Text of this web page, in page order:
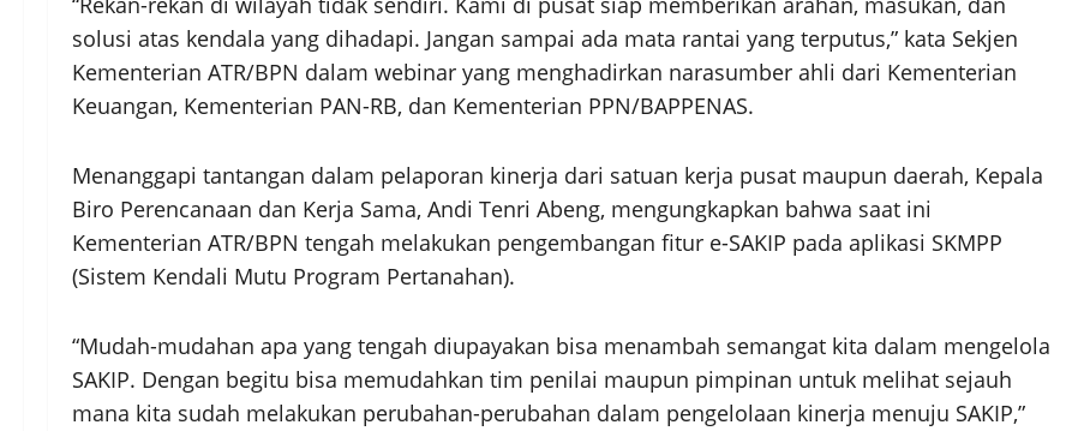
solusi atas kendala yang dihadapi. Jangan sampai ada mata rantai yang terputus,” kata Sekjen
Kementerian ATR/BPN dalam webinar yang menghadirkan narasumber ahli dari Kementerian
Keuangan, Kementerian PAN-RB, dan Kementerian PPN/BAPPENAS.
Menanggapi tantangan dalam pelaporan kinerja dari satuan kerja pusat maupun daerah, Kepala
Biro Perencanaan dan Kerja Sama, Andi Tenri Abeng, mengungkapkan bahwa saat ini
Kementerian ATR/BPN tengah melakukan pengembangan fitur e-SAKIP pada aplikasi SKMPP
(Sistem Kendali Mutu Program Pertanahan).
“Mudah-mudahan apa yang tengah diupayakan bisa menambah semangat kita dalam mengelola
SAKIP. Dengan begitu bisa memudahkan tim penilai maupun pimpinan untuk melihat sejauh
mana kita sudah melakukan perubahan-perubahan dalam pengelolaan kinerja menuju SAKIP,”